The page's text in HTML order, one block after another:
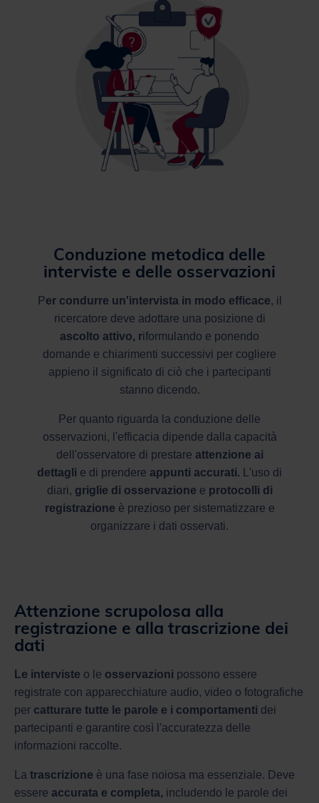
Conduzione metodica delle
interviste e delle osservazioni
Per condurre un'intervista in modo efficace, il
ricercatore deve adottare una posizione di
ascolto attivo, riformulando e ponendo
domande e chiarimenti successivi per cogliere
appieno il significato di ciò che i partecipanti
stanno dicendo.
Per quanto riguarda la conduzione delle
osservazioni, l'efficacia dipende dalla capacità
dell'osservatore di prestare attenzione ai
dettagli e di prendere appunti accurati. L'uso di
diari, griglie di osservazione e protocolli di
registrazione è prezioso per sistematizzare e
organizzare i dati osservati.
Attenzione scrupolosa alla
registrazione e alla trascrizione dei
dati
Le interviste o le osservazioni possono essere
registrate con apparecchiature audio, video o fotografiche
per catturare tutte le parole e i comportamenti dei
partecipanti e garantire così l'accuratezza delle
informazioni raccolte.
La trascrizione è una fase noiosa ma essenziale. Deve
essere accurata e completa, includendo le parole dei